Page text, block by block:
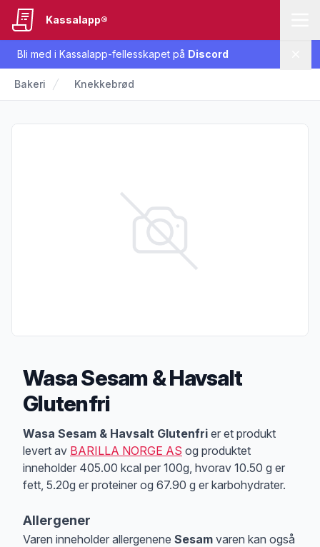
Bli med i Kassalapp-fellesskapet på Discord
Kassalapp®
Bakeri Knekkebrød
Wasa Sesam & Havsalt
Glutenfri
Produktbeskrivelse
Wasa Sesam & Havsalt Glutenfri er et produkt
levert av BARILLA NORGE AS og produktet
inneholder 405.00 kcal per 100g, hvorav 10.50 g er
fett, 5.20g er proteiner og 67.90 g er karbohydrater.
Allergener
Varen inneholder allergenene Sesam varen kan også